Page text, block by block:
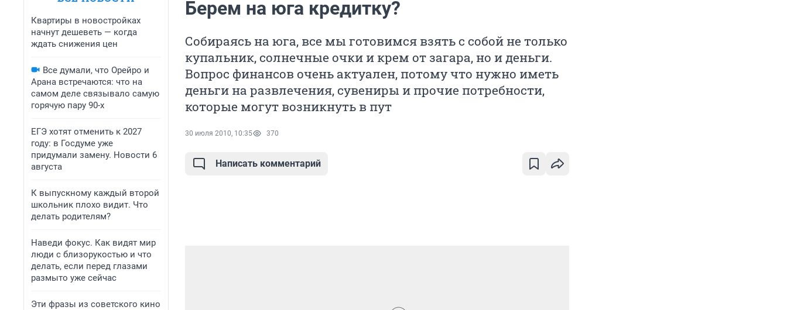
Квартиры в новостройках
начнут дешеветь — когда
ждать снижения цен
Все думали, что Орейро и
Арана встречаются: что на
самом деле связывало самую
горячую пару 90-х
ЕГЭ хотят отменить к 2027
году: в Госдуме уже
придумали замену. Новости 6
августа
К выпускному каждый второй
школьник плохо видит. Что
делать родителям?
Наведи фокус. Как видят мир
люди с близорукостью и что
делать, если перед глазами
размыто уже сейчас
Эти фразы из советского кино
Берем на юга кредитку?
Собираясь на юга, все мы готовимся взять с собой не только
купальник, солнечные очки и крем от загара, но и деньги.
Вопрос финансов очень актуален, потому что нужно иметь
деньги на развлечения, сувениры и прочие потребности,
которые могут возникнуть в пут
30 июля 2010, 10:35 370
Написать комментарий